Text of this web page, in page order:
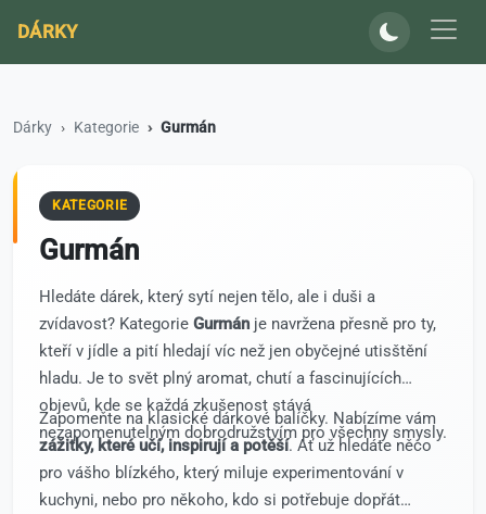
DÁRKY
Dárky Kategorie Gurmán
KATEGORIE
Gurmán
Hledáte dárek, který sytí nejen tělo, ale i duši a
zvídavost? Kategorie Gurmán je navržena přesně pro ty,
kteří v jídle a pití hledají víc než jen obyčejné utisštění
hladu. Je to svět plný aromat, chutí a fascinujících
objevů, kde se každá zkušenost stává
nezapomenutelným dobrodružstvím pro všechny smysly.
Zapomeňte na klasické dárkové balíčky. Nabízíme vám
zážitky, které učí, inspirují a potěší. Ať už hledáte něco
pro vášho blízkého, který miluje experimentování v
kuchyni, nebo pro někoho, kdo si potřebuje dopřát